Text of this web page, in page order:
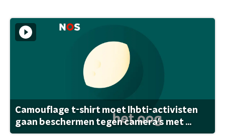
Camouflage t-shirt moet lhbti-activisten
gaan beschermen tegen camera's met ...